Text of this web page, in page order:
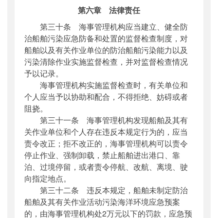
第六章 法律责任
第三十条 海事管理机构应当建立、健全防
治船舶污染应急防备和处置的监督检查制度，对
船舶以及有关作业单位的防治船舶污染能力以及
污染清除作业实施监督检查，并对监督检查情况
予以记录。
海事管理机构实施监督检查时，有关单位和
个人应当予以协助和配合，不得拒绝、妨碍或者
阻挠。
第三十一条 海事管理机构发现船舶及其有
关作业单位和个人存在违反本规定行为的，应当
责令改正；拒不改正的，海事管理机构可以责令
停止作业、强制卸载，禁止船舶进出港口、靠
泊、过境停留，或者责令停航、改航、离境、驶
向指定地点。
第三十二条 违反本规定，船舶未制定防治
船舶及其有关作业活动污染海洋环境应急预案
的，由海事管理机构处2万元以下的罚款，应急预